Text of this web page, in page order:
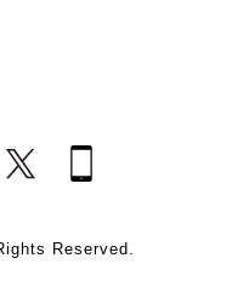
Reserved.